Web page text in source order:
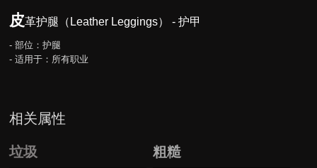
皮革护腿（Leather Leggings） - 护甲
- 部位：护腿
- 适用于：所有职业
相关属性
垃圾 粗糙